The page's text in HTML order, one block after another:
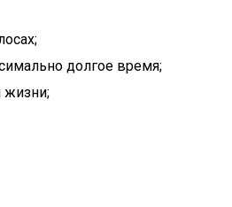
долгое время;
жизни;